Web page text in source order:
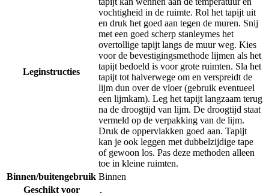
Leginstructies
vochtigheid in de ruimte. Rol het tapijt uit
en druk het goed aan tegen de muren. Snij
met een goed scherp stanleymes het
overtollige tapijt langs de muur weg. Kies
voor de bevestigingsmethode lijmen als het
tapijt bedoeld is voor grote ruimten. Sla het
tapijt tot halverwege om en verspreidt de
lijm dun over de vloer (gebruik eventueel
een lijmkam). Leg het tapijt langzaam terug
na de droogtijd van lijm. De droogtijd staat
vermeld op de verpakking van de lijm.
Druk de oppervlakken goed aan. Tapijt
kan je ook leggen met dubbelzijdige tape
of gewoon los. Pas deze methoden alleen
toe in kleine ruimten.
Binnen/buitengebruik Binnen
Geschikt voor